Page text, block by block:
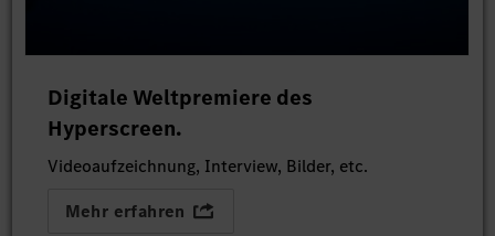
Digitale Weltpremiere des
Hyperscreen.
Videoaufzeichnung, Interview, Bilder, etc.
Mehr erfahren